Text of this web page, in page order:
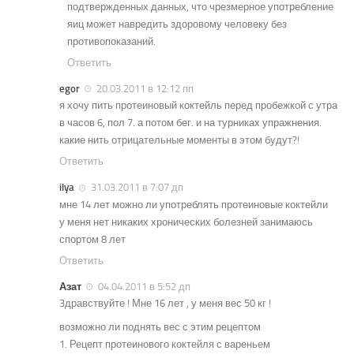
подтвержденных данных, что чрезмерное употребление
яиц может навредить здоровому человеку без
противопоказаний.
Ответить
egor
20.03.2011 в 12:12 пп
я хочу пить протеиновый коктейль перед пробежкой с утра
в часов 6, пол 7. а потом бег. и на турниках упражнения.
какие нить отрицательные моменты в этом будут?!
Ответить
ilya
31.03.2011 в 7:07 дп
мне 14 лет можно ли употреблять протеиновые коктейли
у меня нет никаких хронических болезней занимаюсь
спортом 8 лет
Ответить
Азат
04.04.2011 в 5:52 дп
3дравствуйте ! Мне 16 лет , у меня вес 50 кг !
возможно ли поднять вес с этим рецептом
1. Рецепт протеинового коктейля с вареньем